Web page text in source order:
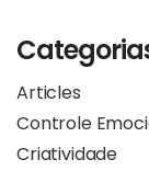
Articles
Controle
Criatividade